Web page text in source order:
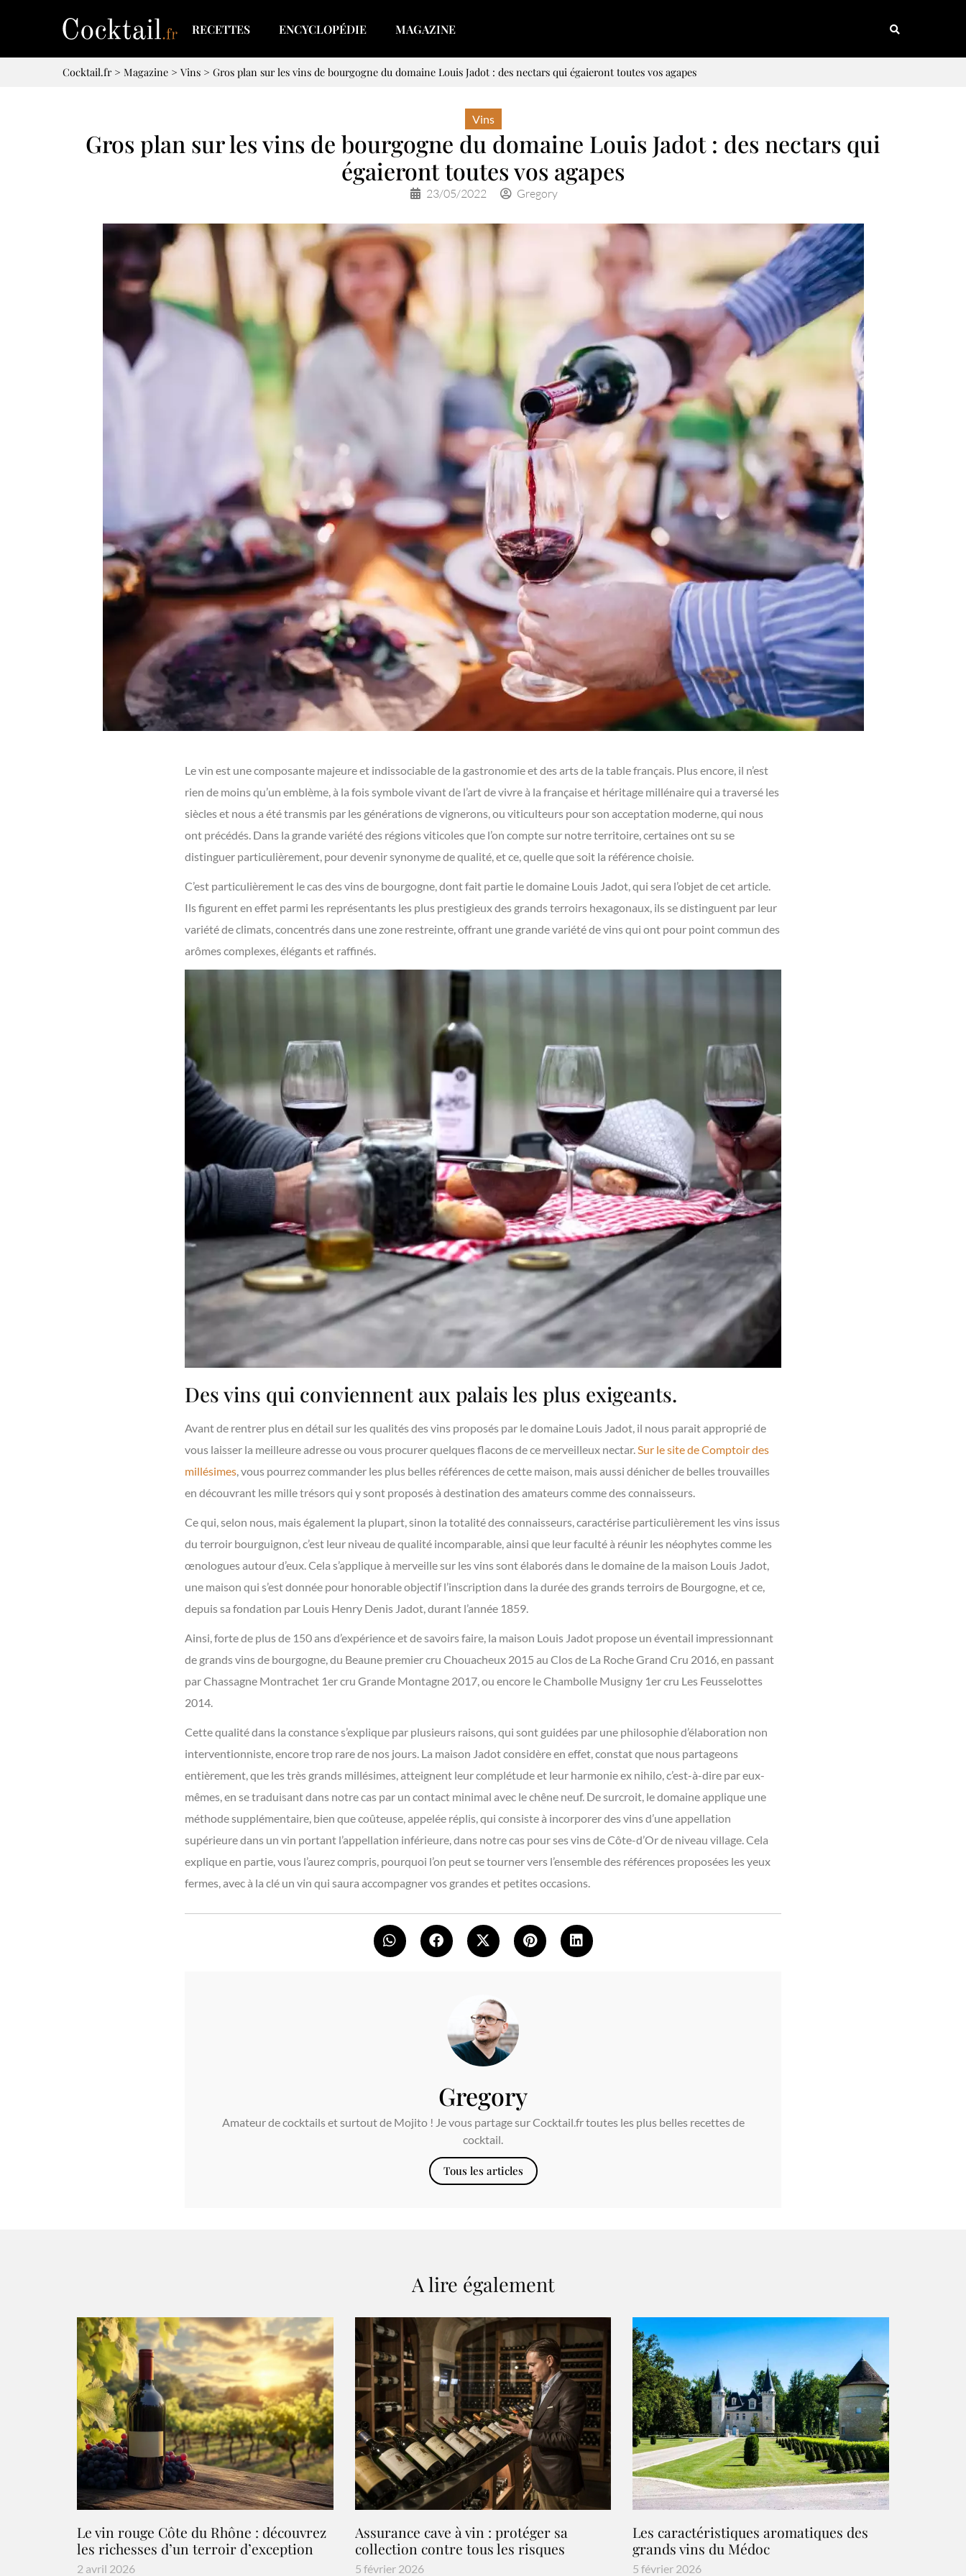
RECETTES ENCYCLOPÉDIE MAGAZINE
Cocktail.fr> Magazine > Vins > Gros plan sur les vins de bourgogne du domaine Louis Jadot : des nectars qui égaieront toutes vos agapes
Vins
Gros plan sur les vins de bourgogne du domaine Louis Jadot : des nectars qui
égaieront toutes vos agapes
23/05/2022 Gregory
Le vin est une composante majeure et indissociable de la gastronomie et des arts de la table français. Plus encore, il n’est
rien de moins qu’un emblème, à la fois symbole vivant de l’art de vivre à la française et héritage millénaire qui a traversé les
siècles et nous a été transmis par les générations de vignerons, ou viticulteurs pour son acceptation moderne, qui nous
ont précédés. Dans la grande variété des régions viticoles que l’on compte sur notre territoire, certaines ont su se
distinguer particulièrement, pour devenir synonyme de qualité, et ce, quelle que soit la référence choisie.
C’est particulièrement le cas des vins de bourgogne, dont fait partie le domaine Louis Jadot, qui sera l’objet de cet article.
Ils figurent en effet parmi les représentants les plus prestigieux des grands terroirs hexagonaux, ils se distinguent par leur
variété de climats, concentrés dans une zone restreinte, offrant une grande variété de vins qui ont pour point commun des
arômes complexes, élégants et raffinés.
Des vins qui conviennent aux palais les plus exigeants.
Avant de rentrer plus en détail sur les qualités des vins proposés par le domaine Louis Jadot, il nous parait approprié de
vous laisser la meilleure adresse ou vous procurer quelques flacons de ce merveilleux nectar.Sur le site de Comptoir des
millésimes, vous pourrez commander les plus belles références de cette maison, mais aussi dénicher de belles trouvailles
en découvrant les mille trésors qui y sont proposés à destination des amateurs comme des connaisseurs.
Ce qui, selon nous, mais également la plupart, sinon la totalité des connaisseurs, caractérise particulièrement les vins issus
du terroir bourguignon, c’est leur niveau de qualité incomparable, ainsi que leur faculté à réunir les néophytes comme les
œnologues autour d’eux. Cela s’applique à merveille sur les vins sont élaborés dans le domaine de la maison Louis Jadot,
une maison qui s’est donnée pour honorable objectif l’inscription dans la durée des grands terroirs de Bourgogne, et ce,
depuis sa fondation par Louis Henry Denis Jadot, durant l’année 1859.
Ainsi, forte de plus de 150 ans d’expérience et de savoirs faire, la maison Louis Jadot propose un éventail impressionnant
de grands vins de bourgogne, du Beaune premier cru Chouacheux 2015 au Clos de La Roche Grand Cru 2016, en passant
par Chassagne Montrachet 1er cru Grande Montagne 2017, ou encore le Chambolle Musigny 1er cru Les Feusselottes
2014.
Cette qualité dans la constance s’explique par plusieurs raisons, qui sont guidées par une philosophie d’élaboration non
interventionniste, encore trop rare de nos jours. La maison Jadot considère en effet, constat que nous partageons
entièrement, que les très grands millésimes, atteignent leur complétude et leur harmonie ex nihilo, c’est-à-dire par eux-
mêmes, en se traduisant dans notre cas par un contact minimal avec le chêne neuf. De surcroit, le domaine applique une
méthode supplémentaire, bien que coûteuse, appelée réplis, qui consiste à incorporer des vins d’une appellation
supérieure dans un vin portant l’appellation inférieure, dans notre cas pour ses vins de Côte-d’Or de niveau village. Cela
explique en partie, vous l’aurez compris, pourquoi l’on peut se tourner vers l’ensemble des références proposées les yeux
fermes, avec à la clé un vin qui saura accompagner vos grandes et petites occasions.
Gregory
Amateur de cocktails et surtout de Mojito ! Je vous partage sur Cocktail.fr toutes les plus belles recettes de
cocktail.
Tous les articles
A lire également
Le vin rouge Côte du Rhône : découvrez
les richesses d’un terroir d’exception
2 avril 2026
Assurance cave à vin : protéger sa
collection contre tous les risques
5 février 2026
Les caractéristiques aromatiques des
grands vins du Médoc
5 février 2026